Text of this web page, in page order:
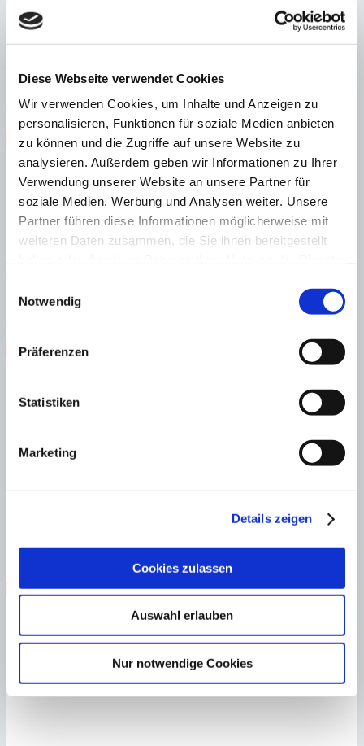
Diese Webseite verwendet Cookies
Wir verwenden Cookies, um Inhalte und Anzeigen zu
personalisieren, Funktionen für soziale Medien anbieten
zu können und die Zugriffe auf unsere Website zu
analysieren. Außerdem geben wir Informationen zu Ihrer
Verwendung unserer Website an unsere Partner für
soziale Medien, Werbung und Analysen weiter. Unsere
Partner führen diese Informationen möglicherweise mit
weiteren Daten zusammen, die Sie ihnen bereitgestellt
Notwendig
Präferenzen
Statistiken
Marketing
Details zeigen
Cookies zulassen
Auswahl erlauben
Nur notwendige Cookies
Preis :
195.000
Ref:26755
Immobilie anzeigen
Grundstück
14.407 m²
Grundstück 14.407 m²
Preis:
Immobilie anzeigen
Bebaute
Schlafzimmer
Bebaute
Fläche 350 m²
Exklusives Landgut mit Weinberg und Olivenhain
Preis:
Immobilie anzeigen
Schlafzimmer 5 Badezimmer 5 Grundstück 70.000 m² Bebaute
Fläche 350 m² Heizung Fußbodenheizung Baujahr 2021